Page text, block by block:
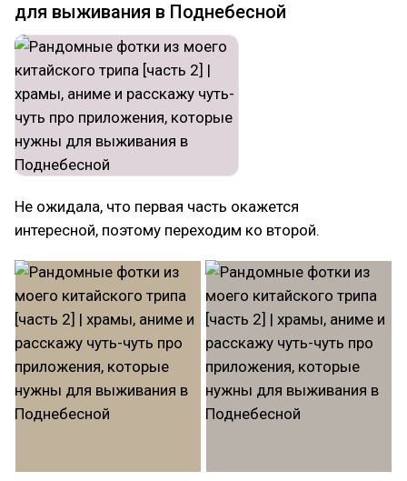
для выживания в Поднебесной
Не ожидала, что первая часть окажется
интересной, поэтому переходим ко второй.